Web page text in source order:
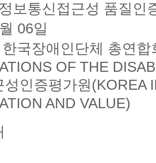
보통신접근성 품질인
06일
국장애인단체 총연
OF THE
성인증평가원(KOREA
AND VALUE)